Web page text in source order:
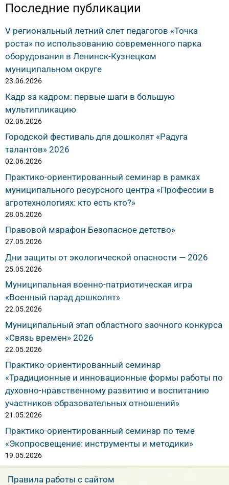
Последние публикации
V региональный летний слет педагогов «Точка
роста» по использованию современного парка
оборудования в Ленинск-Кузнецком
муниципальном округе
23.06.2026
Кадр за кадром: первые шаги в большую
мультипликацию
02.06.2026
Городской фестиваль для дошколят «Радуга
талантов» 2026
02.06.2026
Практико-ориентированный семинар в рамках
муниципального ресурсного центра «Профессии в
агротехнологиях: кто есть кто?»
28.05.2026
Правовой марафон Безопасное детство»
27.05.2026
Дни защиты от экологической опасности — 2026
25.05.2026
Муниципальная военно-патриотическая игра
«Военный парад дошколят»
22.05.2026
Муниципальный этап областного заочного конкурса
«Связь времен» 2026
22.05.2026
Практико-ориентированный семинар
«Традиционные и инновационные формы работы по
духовно-нравственному развитию и воспитанию
участников образовательных отношений»
21.05.2026
Практико-ориентированный семинар по теме
«Экопросвещение: инструменты и методики»
19.05.2026
Правила работы с сайтом